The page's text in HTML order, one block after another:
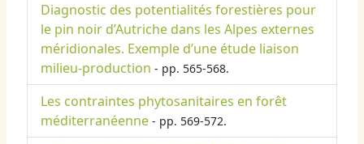
Diagnostic des potentialités forestières pour
le pin noir d’Autriche dans les Alpes externes
méridionales. Exemple d’une étude liaison
milieu-production - pp. 565-568.
Les contraintes phytosanitaires en forêt
méditerranéenne - pp. 569-572.